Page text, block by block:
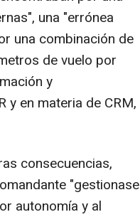
una "errónea
una combinación de
de vuelo por
y
y en materia de CRM,
consecuencias,
"gestionase
autonomía y al